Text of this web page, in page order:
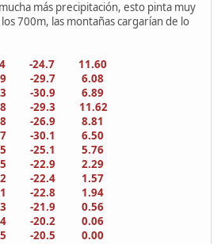
más precipitación, esto pinta muy
700m, las montañas cargarían de lo
-24.7 11.60
-29.7 6.08
-30.9 6.89
-29.3 11.62
-26.9 8.81
-30.1 6.50
-25.1 5.76
-22.9 2.29
-22.4 1.57
-22.8 1.94
-21.9 0.56
-20.2 0.06
-20.5 0.00